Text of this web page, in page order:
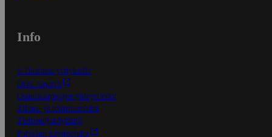
Info
S-Business yrityksille
Oiva-raportit
Osuuskauppojen yhteystiedot
Tilaus- ja toimitusehdot
Tietosuojakäytäntö
Palvelun käyttöehdot